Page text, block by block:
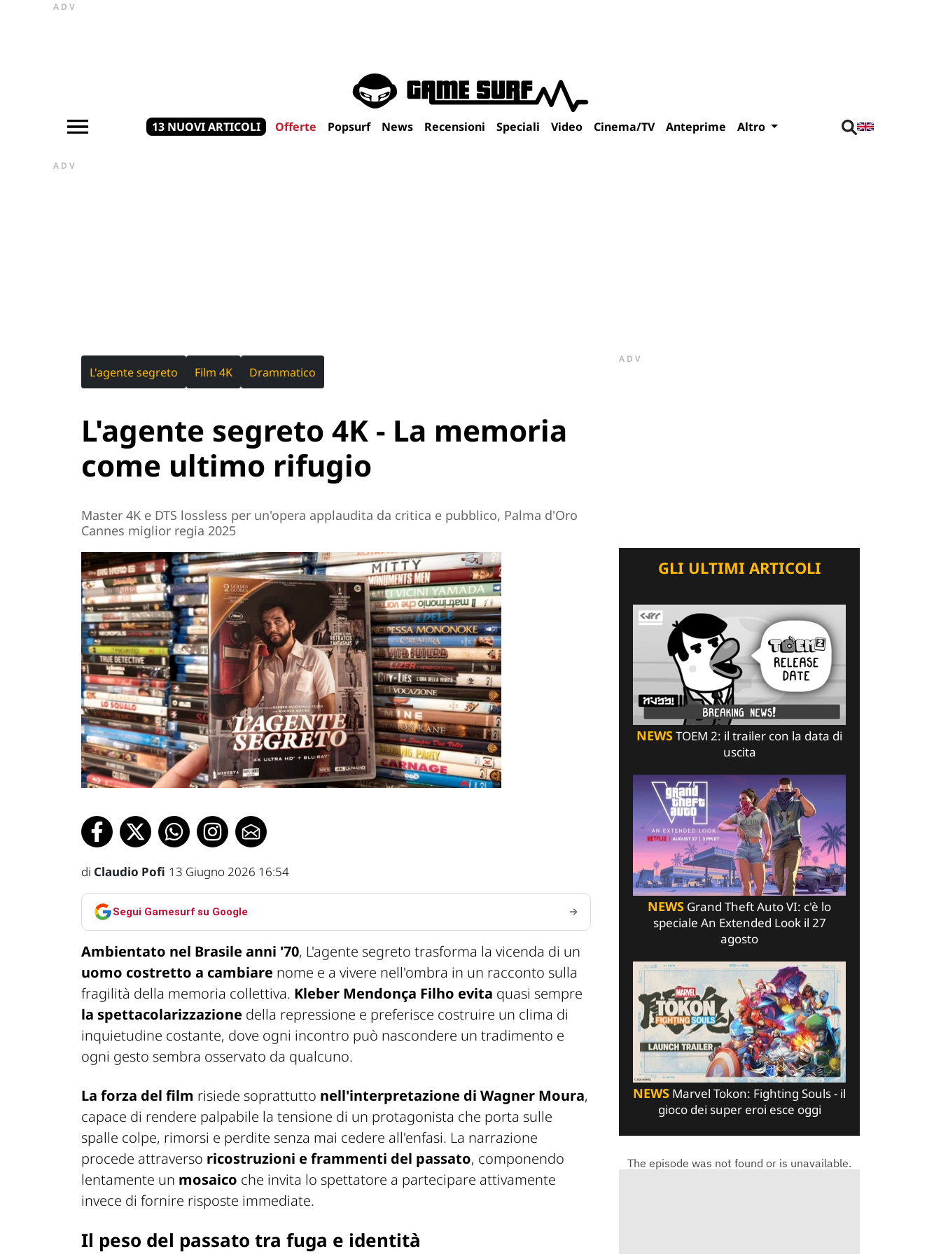
ADV
13 NUOVI ARTICOLI Offerte Popsurf News Recensioni Speciali Video Cinema/TV Anteprime Altro
ADV
L'agente segreto Film 4K Drammatico
L'agente segreto 4K - La memoria
come ultimo rifugio
Master 4K e DTS lossless per un'opera applaudita da critica e pubblico, Palma d'Oro
Cannes miglior regia 2025
di Claudio Pofi 13 Giugno 2026 16:54
Segui Gamesurf su Google
Ambientato nel Brasile anni '70, L'agente segreto trasforma la vicenda di un
uomo costretto a cambiare nome e a vivere nell'ombra in un racconto sulla
fragilità della memoria collettiva. Kleber Mendonça Filho evita quasi sempre
la spettacolarizzazione della repressione e preferisce costruire un clima di
inquietudine costante, dove ogni incontro può nascondere un tradimento e
ogni gesto sembra osservato da qualcuno.
La forza del film risiede soprattutto nell'interpretazione di Wagner Moura,
capace di rendere palpabile la tensione di un protagonista che porta sulle
spalle colpe, rimorsi e perdite senza mai cedere all'enfasi. La narrazione
procede attraverso ricostruzioni e frammenti del passato, componendo
lentamente un mosaico che invita lo spettatore a partecipare attivamente
invece di fornire risposte immediate.
Il peso del passato tra fuga e identità
ADV
GLI ULTIMI ARTICOLI
NEWSTOEM 2: il trailer con la data di
uscita
NEWS Grand Theft Auto VI: c'è lo
speciale An Extended Look il 27
agosto
NEWS Marvel Tokon: Fighting Souls - il
gioco dei super eroi esce oggi